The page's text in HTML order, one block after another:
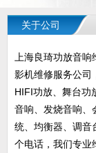
关于公司
上海良琦功放音
影机维修服务公司
HIFI功放、舞台功
音响、发烧音响、
统、均衡器、调音
个电话，我们专业